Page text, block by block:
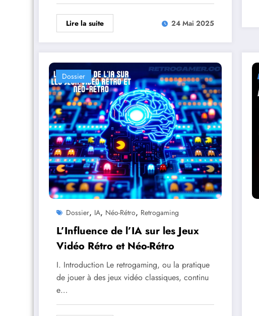
Lire la suite 24 Mai 2025
Dossier
Dossier, IA, Néo-Rétro, Retrogaming
L’Influence de l’IA sur les Jeux
Vidéo Rétro et Néo-Rétro
I. Introduction Le retrogaming, ou la pratique
de jouer à des jeux vidéo classiques, continu
e…